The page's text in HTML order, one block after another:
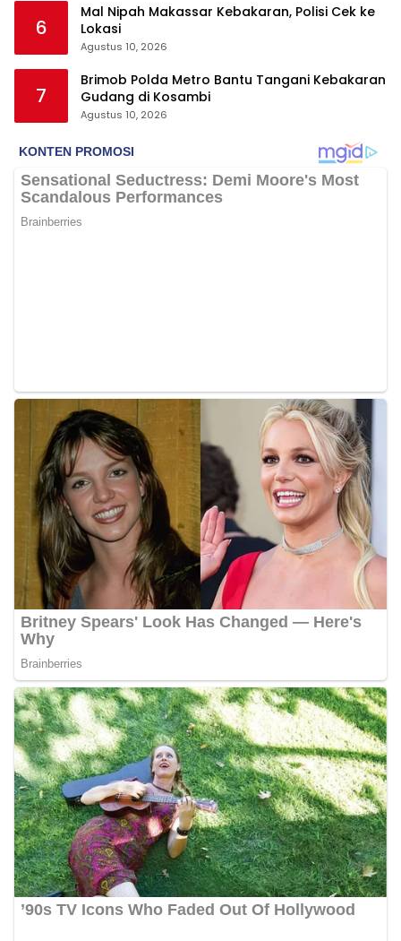
6
Mal Nipah Makassar Kebakaran, Polisi Cek ke
Lokasi
Agustus 10, 2026
7
Brimob Polda Metro Bantu Tangani Kebakaran
Gudang di Kosambi
Agustus 10, 2026